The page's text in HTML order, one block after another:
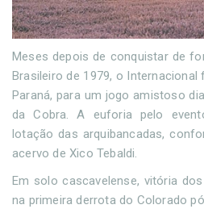
Meses depois de conquistar de
Brasileiro de 1979, o
Paraná, para um jogo amistoso
da Cobra. A euforia pelo
lotação das arquibancadas,
acervo de Xico Tebaldi.
Em solo cascavelense, vitória
na primeira derrota do Colorado